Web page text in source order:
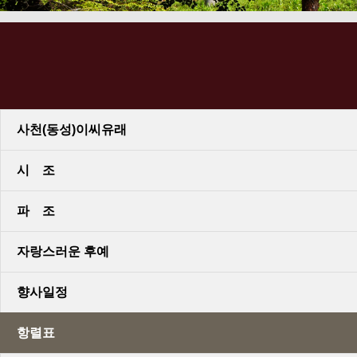
사천(동성)이씨유래
시 조
파 조
자랑스러운 후예
향사일정
항렬표